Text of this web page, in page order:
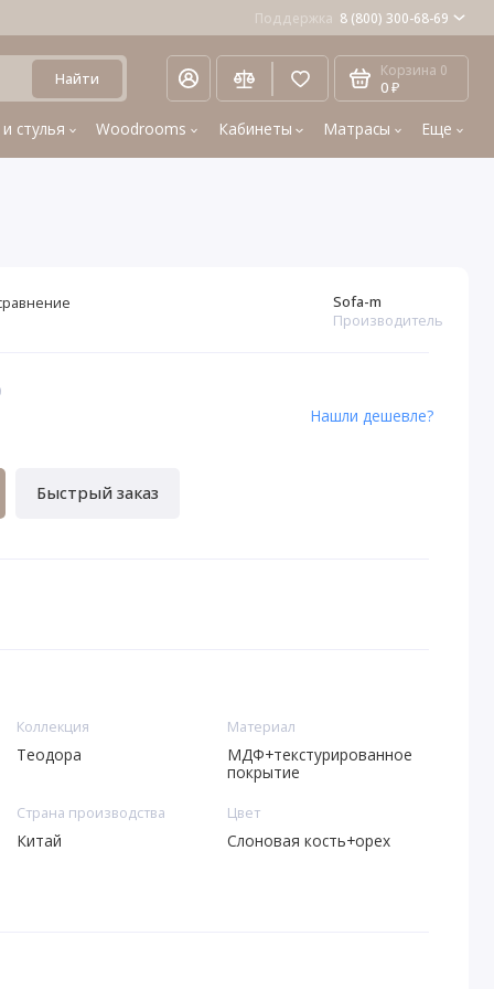
Поддержка 8 (800) 300-68-69
Найти Корзина 0
0 ₽
стулья Woodrooms Кабинеты Матрасы Еще
Sofa-m
Производитель
Быстрый заказ
Нашли дешевле?
Коллекция
Теодора
Материал
МДФ+текстурированное
покрытие
Страна производства
Китай
Цвет
Слоновая кость+орех